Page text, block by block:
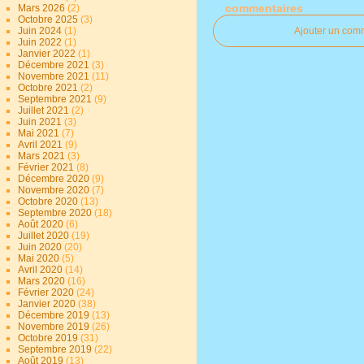
Mars 2026(2)
Octobre 2025(3)
Juin 2024(1)
Juin 2022(1)
Janvier 2022(1)
Décembre 2021(3)
Novembre 2021(11)
Octobre 2021(2)
Septembre 2021(9)
Juillet 2021(2)
Juin 2021(3)
Mai 2021(7)
Avril 2021(9)
Mars 2021(3)
Février 2021(8)
Décembre 2020(9)
Novembre 2020(7)
Octobre 2020(13)
Septembre 2020(18)
Août 2020(6)
Juillet 2020(19)
Juin 2020(20)
Mai 2020(5)
Avril 2020(14)
Mars 2020(16)
Février 2020(24)
Janvier 2020(38)
Décembre 2019(13)
Novembre 2019(26)
Octobre 2019(31)
Septembre 2019(22)
Août 2019(13)
commentaires
Ajouter un